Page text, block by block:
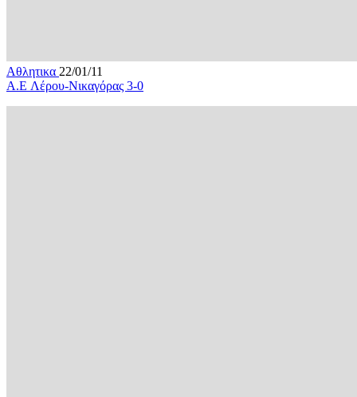
Αθλητικα 22/01/11
A.E Λέρου-Νικαγόρας 3-0